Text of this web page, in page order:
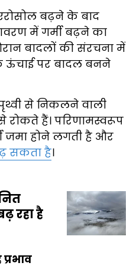
बढ़ने के बाद
में गर्मी बढ़ने का
बादलों की संरचना में
पर बादल बनने
से निकलने वाली
रोकते हैं। परिणामस्वरूप
जमा होने लगती है और
सकता है।
रहा है